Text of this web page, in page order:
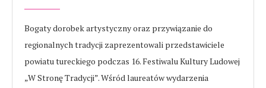
Bogaty dorobek artystyczny oraz przywiązanie do
regionalnych tradycji zaprezentowali przedstawiciele
powiatu tureckiego podczas 16. Festiwalu Kultury Ludowej
„W Stronę Tradycji”. Wśród laureatów wydarzenia